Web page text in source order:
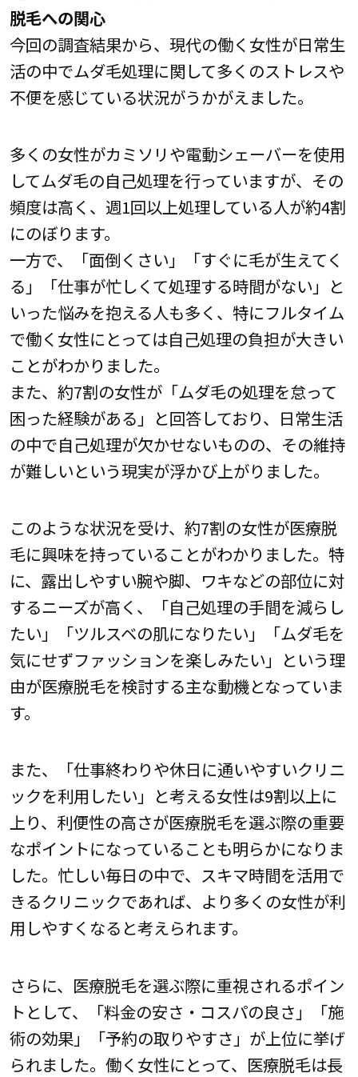
脱毛への関心
今回の調査結果から、現代の働く女性が日常生
活の中でムダ毛処理に関して多くのストレスや
不便を感じている状況がうかがえました。
多くの女性がカミソリや電動シェーバーを使用
してムダ毛の自己処理を行っていますが、その
頻度は高く、週1回以上処理している人が約4割
にのぼります。
一方で、「面倒くさい」「すぐに毛が生えてく
る」「仕事が忙しくて処理する時間がない」と
いった悩みを抱える人も多く、特にフルタイム
で働く女性にとっては自己処理の負担が大きい
ことがわかりました。
また、約7割の女性が「ムダ毛の処理を怠って
困った経験がある」と回答しており、日常生活
の中で自己処理が欠かせないものの、その維持
が難しいという現実が浮かび上がりました。
このような状況を受け、約7割の女性が医療脱
毛に興味を持っていることがわかりました。特
に、露出しやすい腕や脚、ワキなどの部位に対
するニーズが高く、「自己処理の手間を減らし
たい」「ツルスベの肌になりたい」「ムダ毛を
気にせずファッションを楽しみたい」という理
由が医療脱毛を検討する主な動機となっていま
す。
また、「仕事終わりや休日に通いやすいクリニ
ックを利用したい」と考える女性は9割以上に
上り、利便性の高さが医療脱毛を選ぶ際の重要
なポイントになっていることも明らかになりま
した。忙しい毎日の中で、スキマ時間を活用で
きるクリニックであれば、より多くの女性が利
用しやすくなると考えられます。
さらに、医療脱毛を選ぶ際に重視されるポイン
トとして、「料金の安さ・コスパの良さ」「施
術の効果」「予約の取りやすさ」が上位に挙げ
られました。働く女性にとって、医療脱毛は長